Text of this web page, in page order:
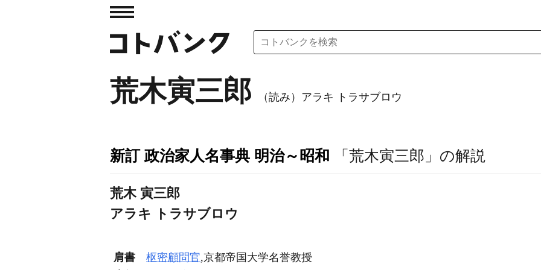
荒木寅三郎 （読み）アラキ トラサブロウ
新訂 政治家人名事典 明治～昭和 「荒木寅三郎」の解説
荒木 寅三郎
アラキ トラサブロウ
肩書 枢密顧問官,京都帝国大学名誉教授